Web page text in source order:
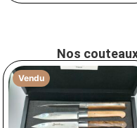
Nos
Vendu